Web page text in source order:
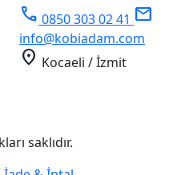
phone 0850 303 02 41 mail
info@kobiadam.com
location_on Kocaeli / İzmit
saklıdır.